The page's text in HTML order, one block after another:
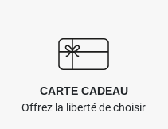
CARTE CADEAU
Offrez la liberté de choisir